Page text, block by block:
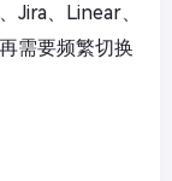
Jira、Linear、
需要频繁切换